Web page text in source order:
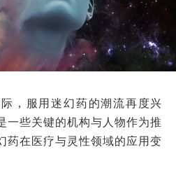
，服用迷幻药的潮流再度兴
一些关键的机构与人物作为推
药在医疗与灵性领域的应用变